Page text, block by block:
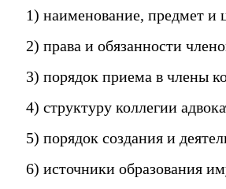
1) наименование, предмет и
2) права и обязанности
3) порядок приема в члены
4) структуру коллегии
5) порядок создания и
6) источники образования